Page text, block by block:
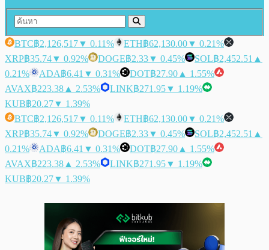
BTC฿2,126,517▼ 0.11% ETH฿62,130.00▼ 0.21%
XRP฿35.74▼ 0.92% DOGE฿2.33▼ 0.45% SOL฿2,452.51 ▲
0.21%
ADA฿6.41 ▼ 0.31% DOT฿27.90 ▲ 1.55%
AVAX฿223.38 ▲ 2.53% LINK฿271.95▼ 1.19%
KUB฿20.27▼ 1.39%
BTC฿2,126,517▼ 0.11% ETH฿62,130.00▼ 0.21%
XRP฿35.74▼ 0.92% DOGE฿2.33▼ 0.45% SOL฿2,452.51 ▲
0.21%
ADA฿6.41 ▼ 0.31% DOT฿27.90 ▲ 1.55%
AVAX฿223.38 ▲ 2.53% LINK฿271.95▼ 1.19%
KUB฿20.27▼ 1.39%